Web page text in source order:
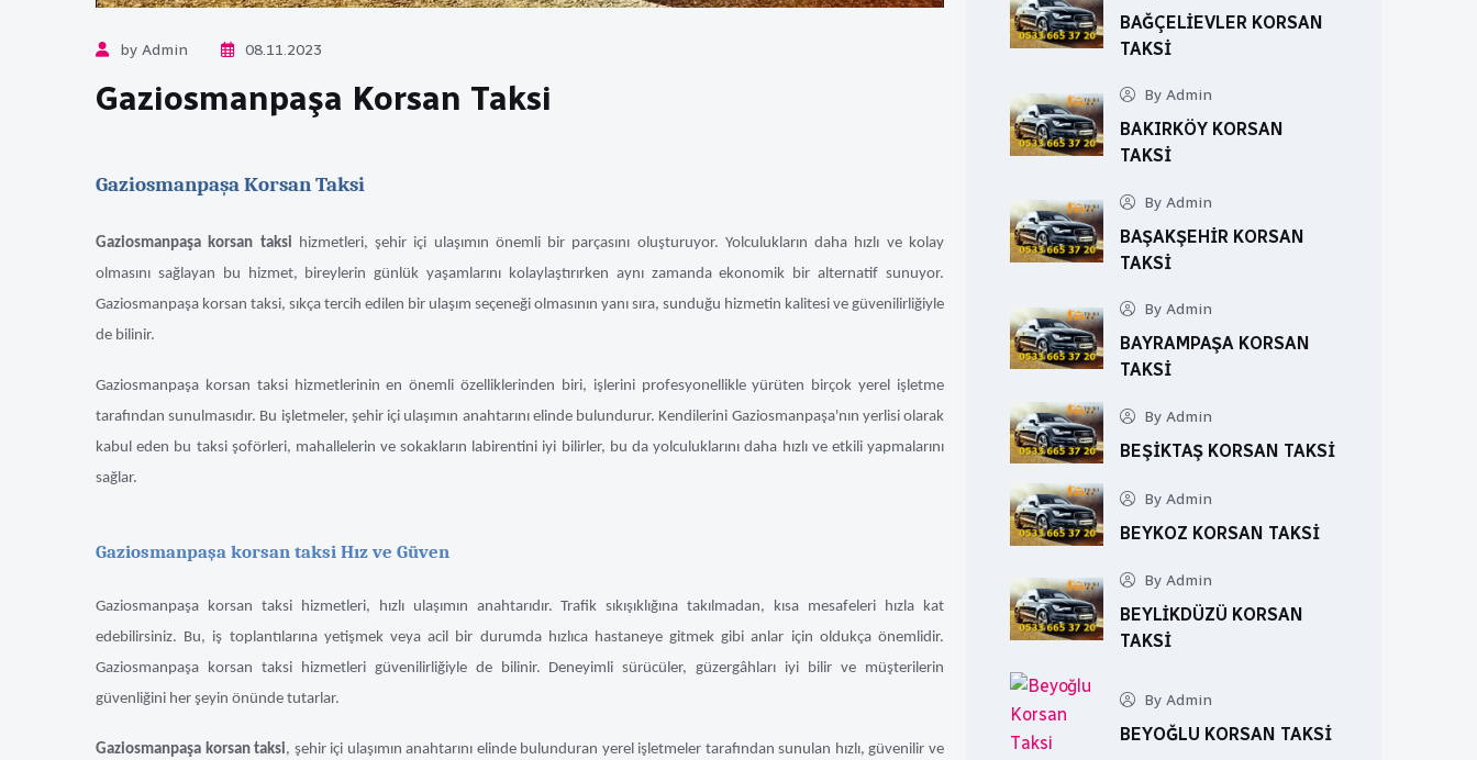
by Admin 08.11.2023
Gaziosmanpaşa Korsan Taksi
Gaziosmanpaşa Korsan Taksi
Gaziosmanpaşa korsan taksi hizmetleri, şehir içi ulaşımın önemli bir parçasını oluşturuyor. Yolculukların daha hızlı ve kolay
olmasını sağlayan bu hizmet, bireylerin günlük yaşamlarını kolaylaştırırken aynı zamanda ekonomik bir alternatif sunuyor.
Gaziosmanpaşa korsan taksi, sıkça tercih edilen bir ulaşım seçeneği olmasının yanı sıra, sunduğu hizmetin kalitesi ve güvenilirliğiyle
de bilinir.
Gaziosmanpaşa korsan taksi hizmetlerinin en önemli özelliklerinden biri, işlerini profesyonellikle yürüten birçok yerel işletme
tarafından sunulmasıdır. Bu işletmeler, şehir içi ulaşımın anahtarını elinde bulundurur. Kendilerini Gaziosmanpaşa'nın yerlisi olarak
kabul eden bu taksi şoförleri, mahallelerin ve sokakların labirentini iyi bilirler, bu da yolculuklarını daha hızlı ve etkili yapmalarını
sağlar.
Gaziosmanpaşa korsan taksi Hız ve Güven
Gaziosmanpaşa korsan taksi hizmetleri, hızlı ulaşımın anahtarıdır. Trafik sıkışıklığına takılmadan, kısa mesafeleri hızla kat
edebilirsiniz. Bu, iş toplantılarına yetişmek veya acil bir durumda hızlıca hastaneye gitmek gibi anlar için oldukça önemlidir.
Gaziosmanpaşa korsan taksi hizmetleri güvenilirliğiyle de bilinir. Deneyimli sürücüler, güzergâhları iyi bilir ve müşterilerin
güvenliğini her şeyin önünde tutarlar.
Gaziosmanpaşa korsan taksi, şehir içi ulaşımın anahtarını elinde bulunduran yerel işletmeler tarafından sunulan hızlı, güvenilir ve
BAĞÇELIEVLER KORSAN
TAKSI
By Admin
BAKIRKÖY KORSAN
TAKSI
By Admin
BAŞAKŞEHIR KORSAN
TAKSI
By Admin
BAYRAMPAŞA KORSAN
TAKSI
By Admin
BEŞIKTAŞ KORSAN TAKSI
By Admin
BEYKOZ KORSAN TAKSI
By Admin
BEYLIKDÜZÜ KORSAN
TAKSI
By Admin
BEYOĞLU KORSAN TAKSI